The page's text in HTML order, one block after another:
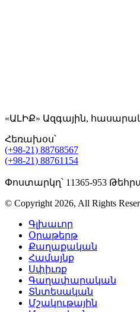
«ԱԼԻՔ» Ազգային,
Հեռախօս՝
(+98-21) 88768567
(+98-21) 88761154
Փոստարկղ՝ 11365-953
© Copyright 2026, All Rights
Գլխաւոր
Օրաթերթ
Քաղաքական
Համայնք
Սփիւռք
Գաղափարական
Տնտեսական
Մշակութային